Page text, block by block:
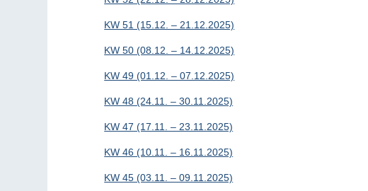
KW 51 (15.12. – 21.12.2025)
KW 50 (08.12. – 14.12.2025)
KW 49 (01.12. – 07.12.2025)
KW 48 (24.11. – 30.11.2025)
KW 47 (17.11. – 23.11.2025)
KW 46 (10.11. – 16.11.2025)
KW 45 (03.11. – 09.11.2025)